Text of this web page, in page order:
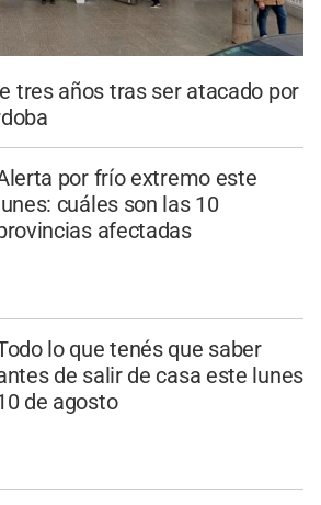
tres años tras ser atacado por
por frío extremo este
cuáles son las 10
afectadas
lo que tenés que saber
de salir de casa este lunes
de agosto